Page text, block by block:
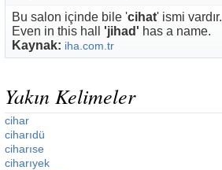
Bu salon içinde bile 'cihat' ismi vardır.
Even in this hall 'jihad' has a name.
Kaynak: iha.com.tr
Yakın Kelimeler
cihar
ciharıdü
ciharıse
ciharıyek